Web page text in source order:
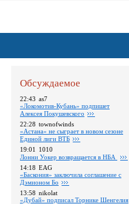
Обсуждаемое
22:43 as7
«Локомотив-Кубань» подпишет
Алексея Покушевского
22:28 townofwinds
«Астана» не сыграет в новом сезоне
Единой лиги ВТБ
19:01
1010
Лонни Уокер возвращается в НБА
14:18 EAG
«Баскония» заключила соглашение с
Дэмионом Бо
13:58 nikolat
«Дубай» подписал Торнике Шенгелия